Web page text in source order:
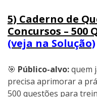
5) Caderno de
Concursos – 500
(veja na Solução)
🎯 Público-alvo:quem
precisa aprimorar a
500 questões para